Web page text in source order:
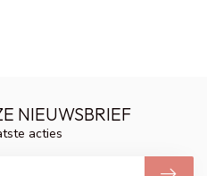
NIEUWSBRIEF
acties